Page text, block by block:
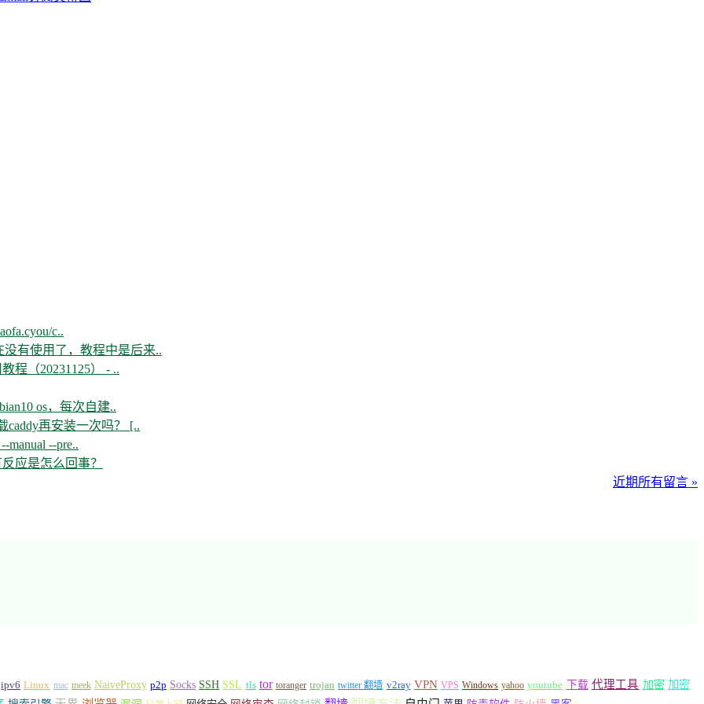
c..
有使用了，教程中是后来..
程（20231125） - ..
os，每次自建..
再安装一次吗？ [..
manual --pre..
应是怎么回事？
近期所有留言 »
ipv6 Linux mac meek NaiveProxy p2p Socks SSH SSL tls tor toranger trojan twitter 翻墙 v2ray VPN VPS Windows yahoo youtube 下载 代理工具 加密 加密